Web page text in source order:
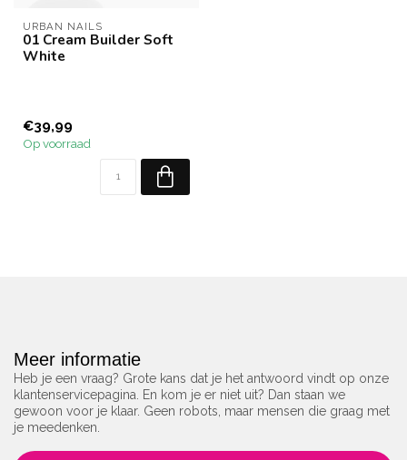
URBAN NAILS
01 Cream Builder Soft
White
€39,99
Op voorraad
Meer informatie
Heb je een vraag? Grote kans dat je het antwoord vindt op onze
klantenservicepagina. En kom je er niet uit? Dan staan we
gewoon voor je klaar. Geen robots, maar mensen die graag met
je meedenken.